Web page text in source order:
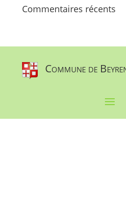
Commentaires récents
Commune de